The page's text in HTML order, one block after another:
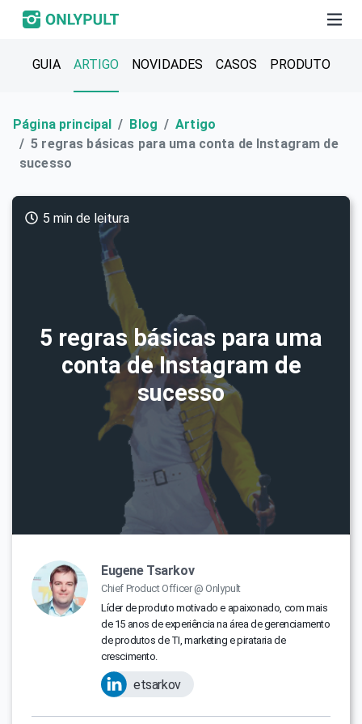
GUIA ARTIGO NOVIDADES CASOS PRODUTO
Página principal Blog
Artigo
5 regras básicas para uma conta de Instagram de
sucesso
5 regras básicas para uma
conta de Instagram de
sucesso
5 min de leitura
Eugene Tsarkov
Chief Product Officer @ Onlypult
Líder de produto motivado e apaixonado, com mais
de 15 anos de experiência na área de gerenciamento
de produtos de TI, marketing e pirataria de
crescimento.
etsarkov